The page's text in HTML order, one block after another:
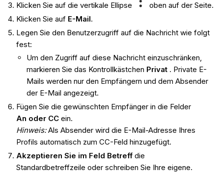
Klicken Sie auf die vertikale Ellipse
oben auf der Seite.
Klicken Sie auf E-Mail.
Legen Sie den Benutzerzugriff auf die Nachricht wie folgt
fest:
Um den Zugriff auf diese Nachricht einzuschränken,
markieren Sie das Kontrollkästchen Privat. Private E-
Mails werden nur den Empfängern und dem Absender
der E-Mail angezeigt.
Fügen Sie die gewünschten Empfänger in die Felder
An oder CCein.
Hinweis:Als Absender wird die E-Mail-Adresse Ihres
Profils automatisch zum CC-Feld hinzugefügt.
Akzeptieren Sie im Feld Betreffdie
Standardbetreffzeile oder schreiben Sie Ihre eigene.